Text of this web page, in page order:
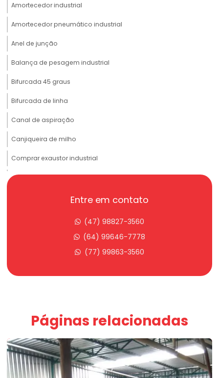
Amortecedor industrial
Amortecedor pneumático industrial
Anel de junção
Balança de pesagem industrial
Bifurcada 45 graus
Bifurcada de linha
Canal de aspiração
Canjiqueira de milho
Comprar exaustor industrial
Correia transportadora alimentícia
Correia transportadora alimentos
Correia transportadora mineração
Correia transportadora preço
Degerminador de milho
Dosadores gravimétricos
Elevador de canecas para grãos
Elevador de canecas preço
Entre em contato
(47) 98827-3560
(64) 99646-7778
(77) 99863-3560
Páginas relacionadas